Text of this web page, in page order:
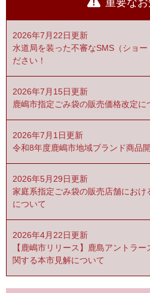
2026年7月22日更新
水道局を装った不審なSMS（ショ
ださい！
2026年7月15日更新
鹿嶋市指定ごみ袋の販売価格改定に
2026年7月1日更新
令和8年度鹿嶋市地域ブランド商品
2026年5月29日更新
家庭系指定ごみ袋の販売店舗にお
について
2026年4月22日更新
【鹿嶋市リリース】鹿島アントラ
関する本市見解について